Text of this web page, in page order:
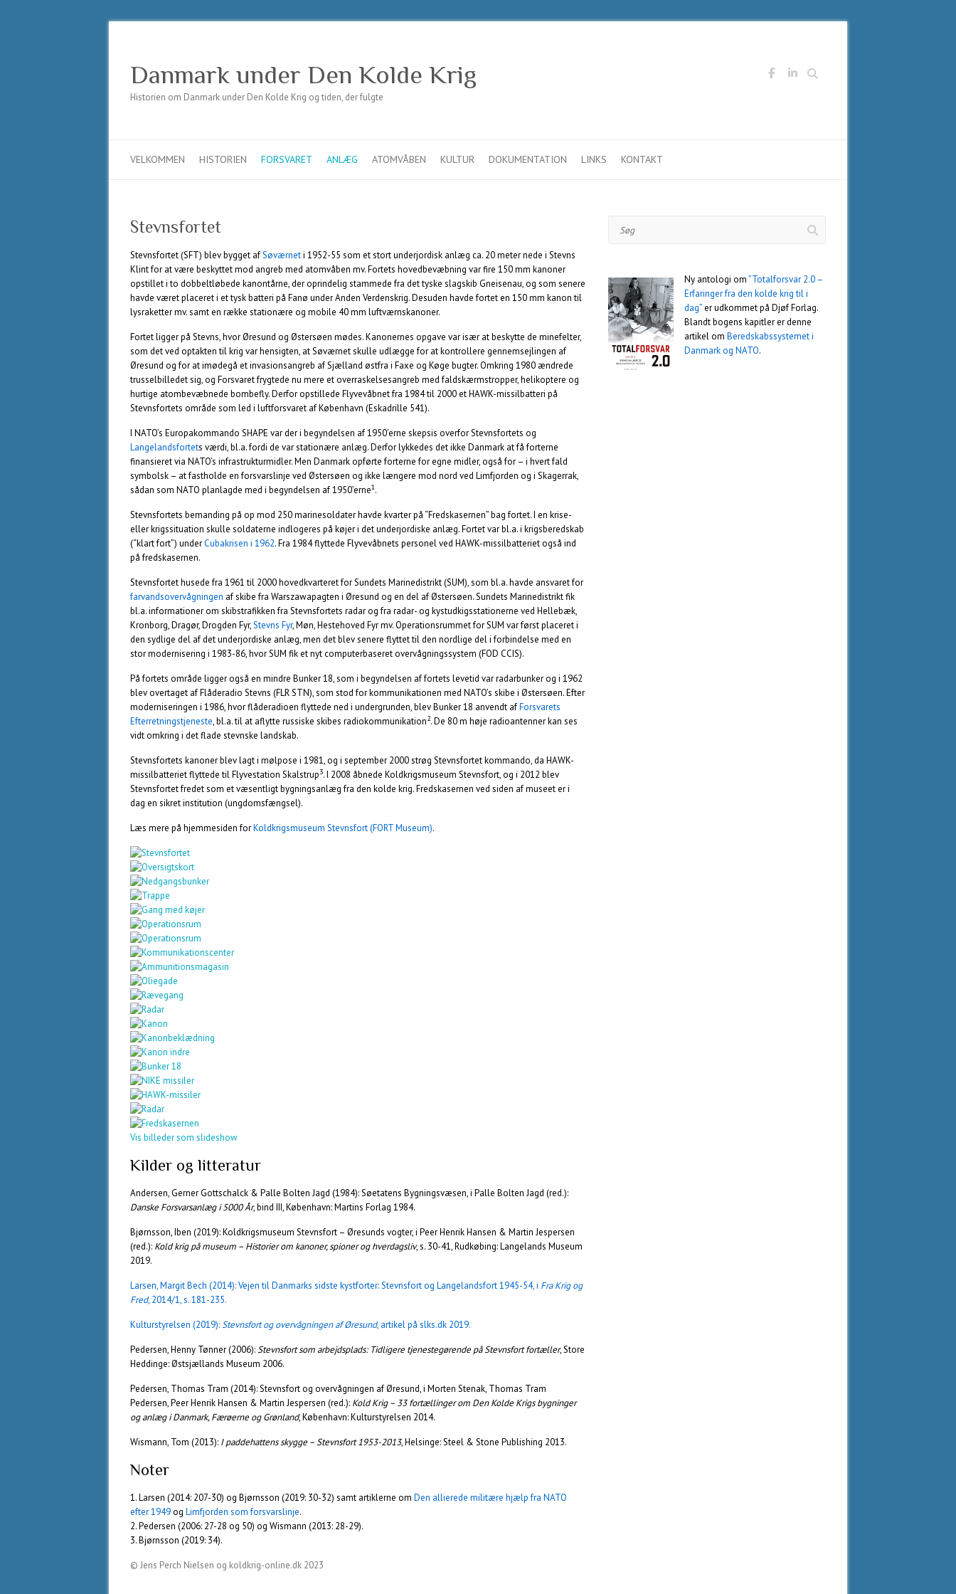
Søg
Danmark under Den Kolde Krig
Historien om Danmark under Den Kolde Krig og tiden, der fulgte
VELKOMMEN HISTORIEN FORSVARET ANLÆG ATOMVÅBEN KULTUR DOKUMENTATION LINKS KONTAKT
Stevnsfortet
Stevnsfortet (SFT) blev bygget afSøværneti 1952-55 som et stort underjordisk anlæg ca. 20 meter nede i Stevns
Klint for at være beskyttet mod angreb med atomvåben mv. Fortets hovedbevæbning var fire 150 mm kanoner
opstillet i to dobbeltløbede kanontårne, der oprindelig stammede fra det tyske slagskib Gneisenau, og som senere
havde været placeret i et tysk batteri på Fanø under Anden Verdenskrig. Desuden havde fortet en 150 mm kanon til
lysraketter mv. samt en række stationære og mobile 40 mm luftværnskanoner.
Fortet ligger på Stevns, hvor Øresund og Østersøen mødes. Kanonernes opgave var især at beskytte de minefelter,
som det ved optakten til krig var hensigten, at Søværnet skulle udlægge for at kontrollere gennemsejlingen af
Øresund og for at imødegå et invasionsangreb af Sjælland østfra i Faxe og Køge bugter. Omkring 1980 ændrede
trusselbilledet sig, og Forsvaret frygtede nu mere et overraskelsesangreb med faldskærmstropper, helikoptere og
hurtige atombevæbnede bombefly. Derfor opstillede Flyvevåbnet fra 1984 til 2000 et HAWK-missilbatteri på
Stevnsfortets område som led i luftforsvaret af København (Eskadrille 541).
I NATO’s Europakommando SHAPE var der i begyndelsen af 1950’erne skepsis overfor Stevnsfortets og
Langelandsfortets værdi, bl.a. fordi de var stationære anlæg. Derfor lykkedes det ikke Danmark at få forterne
finansieret via NATO’s infrastrukturmidler. Men Danmark opførte forterne for egne midler, også for – i hvert fald
symbolsk – at fastholde en forsvarslinje ved Østersøen og ikke længere mod nord ved Limfjorden og i Skagerrak,
sådan som NATO planlagde med i begyndelsen af 1950’erne1.
Stevnsfortets bemanding på op mod 250 marinesoldater havde kvarter på “Fredskasernen” bag fortet. I en krise-
eller krigssituation skulle soldaterne indlogeres på køjer i det underjordiske anlæg. Fortet var bl.a. i krigsberedskab
(“klart fort”) underCubakrisen i 1962. Fra 1984 flyttede Flyvevåbnets personel ved HAWK-missilbatteriet også ind
på fredskasernen.
Stevnsfortet husede fra 1961 til 2000 hovedkvarteret for Sundets Marinedistrikt (SUM), som bl.a. havde ansvaret for
farvandsovervågningen af skibe fra Warszawapagten i Øresund og en del af Østersøen. Sundets Marinedistrikt fik
bl.a. informationer om skibstrafikken fra Stevnsfortets radar og fra radar- og kystudkigsstationerne ved Hellebæk,
Kronborg, Dragør, Drogden Fyr,Stevns Fyr, Møn, Hestehoved Fyr mv. Operationsrummet for SUM var først placeret i
den sydlige del af det underjordiske anlæg, men det blev senere flyttet til den nordlige del i forbindelse med en
stor modernisering i 1983-86, hvor SUM fik et nyt computerbaseret overvågningssystem (FOD CCIS).
På fortets område ligger også en mindre Bunker 18, som i begyndelsen af fortets levetid var radarbunker og i 1962
blev overtaget af Flåderadio Stevns (FLR STN), som stod for kommunikationen med NATO’s skibe i Østersøen. Efter
moderniseringen i 1986, hvor flåderadioen flyttede ned i undergrunden, blev Bunker 18 anvendt afForsvarets
Efterretningstjeneste, bl.a. til at aflytte russiske skibes radiokommunikation2. De 80 m høje radioantenner kan ses
vidt omkring i det flade stevnske landskab.
Stevnsfortets kanoner blev lagt i mølpose i 1981, og i september 2000 strøg Stevnsfortet kommando, da HAWK-
missilbatteriet flyttede til Flyvestation Skalstrup3. I 2008 åbnede Koldkrigsmuseum Stevnsfort, og i 2012 blev
Stevnsfortet fredet som et væsentligt bygningsanlæg fra den kolde krig. Fredskasernen ved siden af museet er i
dag en sikret institution (ungdomsfængsel).
Læs mere på hjemmesiden forKoldkrigsmuseum Stevnsfort (FORT Museum).
Vis billeder som slideshow
Kilder og litteratur
Andersen, Gerner Gottschalck & Palle Bolten Jagd (1984): Søetatens Bygningsvæsen, i Palle Bolten Jagd (red.):
Danske Forsvarsanlæg i 5000 År, bind III, København: Martins Forlag 1984.
Bjørnsson, Iben (2019): Koldkrigsmuseum Stevnsfort – Øresunds vogter, i Peer Henrik Hansen & Martin Jespersen
(red.): Kold krig på museum – Historier om kanoner, spioner og hverdagsliv, s. 30-41, Rudkøbing: Langelands Museum
2019.
Larsen, Margit Bech (2014): Vejen til Danmarks sidste kystforter: Stevnsfort og Langelandsfort 1945-54, i Fra Krig og
Fred, 2014/1, s. 181-235.
Kulturstyrelsen (2019):Stevnsfort og overvågningen af Øresund, artikel på slks.dk 2019.
Pedersen, Henny Tønner (2006):Stevnsfort som arbejdsplads: Tidligere tjenestegørende på Stevnsfort fortæller, Store
Heddinge: Østsjællands Museum 2006.
Pedersen, Thomas Tram (2014): Stevnsfort og overvågningen af Øresund, i Morten Stenak, Thomas Tram
Pedersen, Peer Henrik Hansen & Martin Jespersen (red.): Kold Krig – 33 fortællinger om Den Kolde Krigs bygninger
og anlæg i Danmark, Færøerne og Grønland, København: Kulturstyrelsen 2014.
Wismann, Tom (2013): I paddehattens skygge – Stevnsfort 1953-2013, Helsinge: Steel & Stone Publishing 2013.
Noter
1. Larsen (2014: 207-30) og Bjørnsson (2019: 30-32) samt artiklerne om Den allierede militære hjælp fra NATO
efter 1949og Limfjorden som forsvarslinje.
2. Pedersen (2006: 27-28 og 50) og Wismann (2013: 28-29).
3. Bjørnsson (2019: 34).
© Jens Perch Nielsen og koldkrig-online.dk 2023
Ny antologi om”Totalforsvar 2.0 –
Erfaringer fra den kolde krig til i
dag”er udkommet på Djøf Forlag.
Blandt bogens kapitler er denne
artikel omBeredskabssystemet i
Danmark og NATO.